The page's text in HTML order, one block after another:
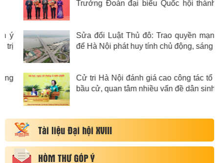
Trưởng Đoàn đại biểu Quốc hội thành phố
Hà Nội
Sửa đổi Luật Thủ đô: Trao quyền mạnh mẽ
để Hà Nội phát huy tính chủ động, sáng tạo
Cử tri Hà Nội đánh giá cao công tác tổ chức
bầu cử, quan tâm nhiều vấn đề dân sinh
Tài liệu Đại hội XVIII
HÒM THƯ GÓP Ý